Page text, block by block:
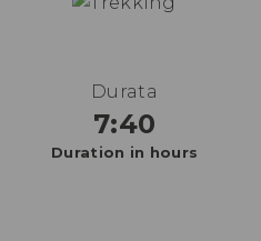
Durata
7:40
Duration in hours